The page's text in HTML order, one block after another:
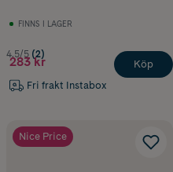
FINNS I LAGER
4.5/5 (2)
283 kr
Fri frakt Instabox
Köp
Nice Price